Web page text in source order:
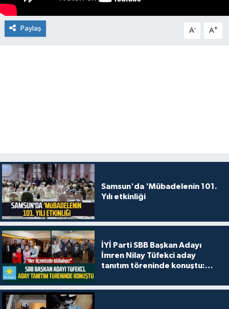
Paylaş A- A+
Samsun'da 'Mübadelenin 101.
Yılı etkinliği
İYİ Parti SBB Başkan Adayı
İmren Nilay Tüfekci aday
tanıtım töreninde konuştu: